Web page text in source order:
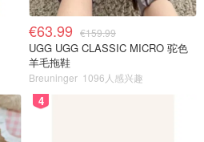
€63.99 €159.99
UGG UGG CLASSIC MICRO 驼色
羊毛拖鞋
Breuninger 1096人感兴趣
4